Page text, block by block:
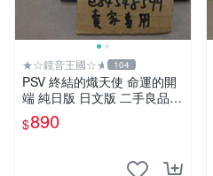
★☆鏡音王國☆★ 104
PSV 終結的熾天使 命運的開
端 純日版 日文版 二手良品
終わりのセラフ 運命の始ま
り
$890